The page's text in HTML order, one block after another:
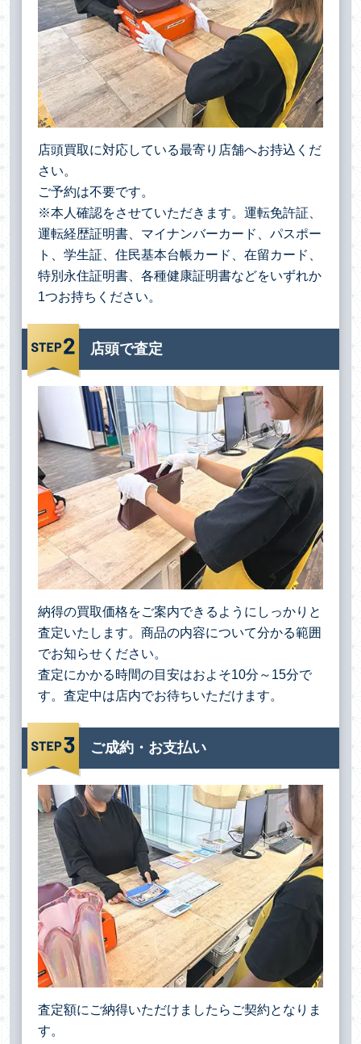
店頭買取に対応している最寄り店舗へお持込くだ
さい。
ご予約は不要です。
※本人確認をさせていただきます。運転免許証、
運転経歴証明書、マイナンバーカード、パスポー
ト、学生証、住民基本台帳カード、在留カード、
特別永住証明書、各種健康証明書などをいずれか
1つお持ちください。
店頭で査定
納得の買取価格をご案内できるようにしっかりと
査定いたします。商品の内容について分かる範囲
でお知らせください。
査定にかかる時間の目安はおよそ10分～15分で
す。査定中は店内でお待ちいただけます。
ご成約・お支払い
査定額にご納得いただけましたらご契約となりま
す。